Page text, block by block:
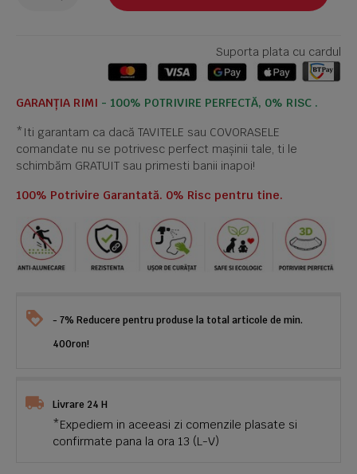
Suporta plata cu cardul
GARANȚIA RIMI - 100% POTRIVIRE PERFECTĂ, 0% RISC .
*Iti garantam ca dacă TAVITELE sau COVORASELE
comandate nu se potrivesc perfect mașinii tale, ti le
schimbăm GRATUIT sau primesti banii inapoi!
100% Potrivire Garantată. 0% Risc pentru tine.
- 7% Reducere pentru produse la total articole de min.
400ron!
Livrare 24 H
*Expediem in aceeasi zi comenzile plasate si
confirmate pana la ora 13 (L-V)